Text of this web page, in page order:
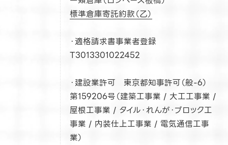
標準倉庫寄託約款（乙）
・適格請求書事業者登録
T3013301022452
・建設業許可 東京都知事許可（般-6）
第159206号（建築工事業 / 大工工事業 /
屋根工事業 / タイル・れんが・ブロック工
事業 / 内装仕上工事業 / 電気通信工事
業）